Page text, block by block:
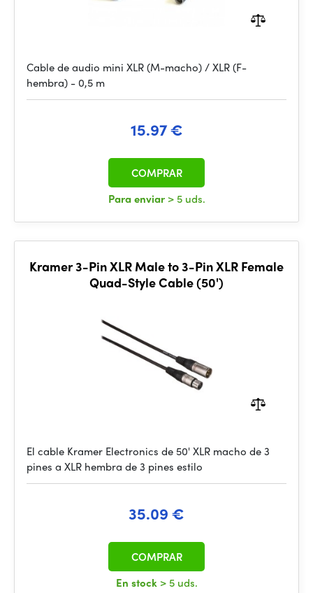
Cable de audio mini XLR (M-macho) / XLR (F-
hembra) - 0,5 m
15.97 €
Para enviar > 5 uds.
COMPRAR
Kramer 3-Pin XLR Male to 3-Pin XLR Female
Quad-Style Cable (50')
El cable Kramer Electronics de 50' XLR macho de 3
pines a XLR hembra de 3 pines estilo
35.09 €
En stock > 5 uds.
COMPRAR